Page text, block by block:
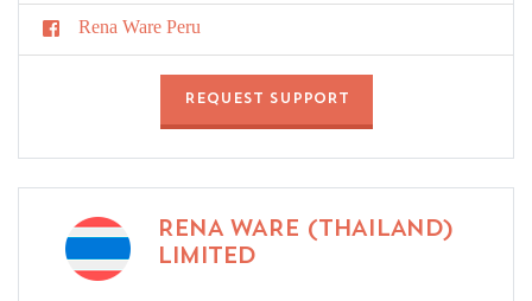
Rena Ware Peru
REQUEST SUPPORT
RENA WARE (THAILAND)
LIMITED